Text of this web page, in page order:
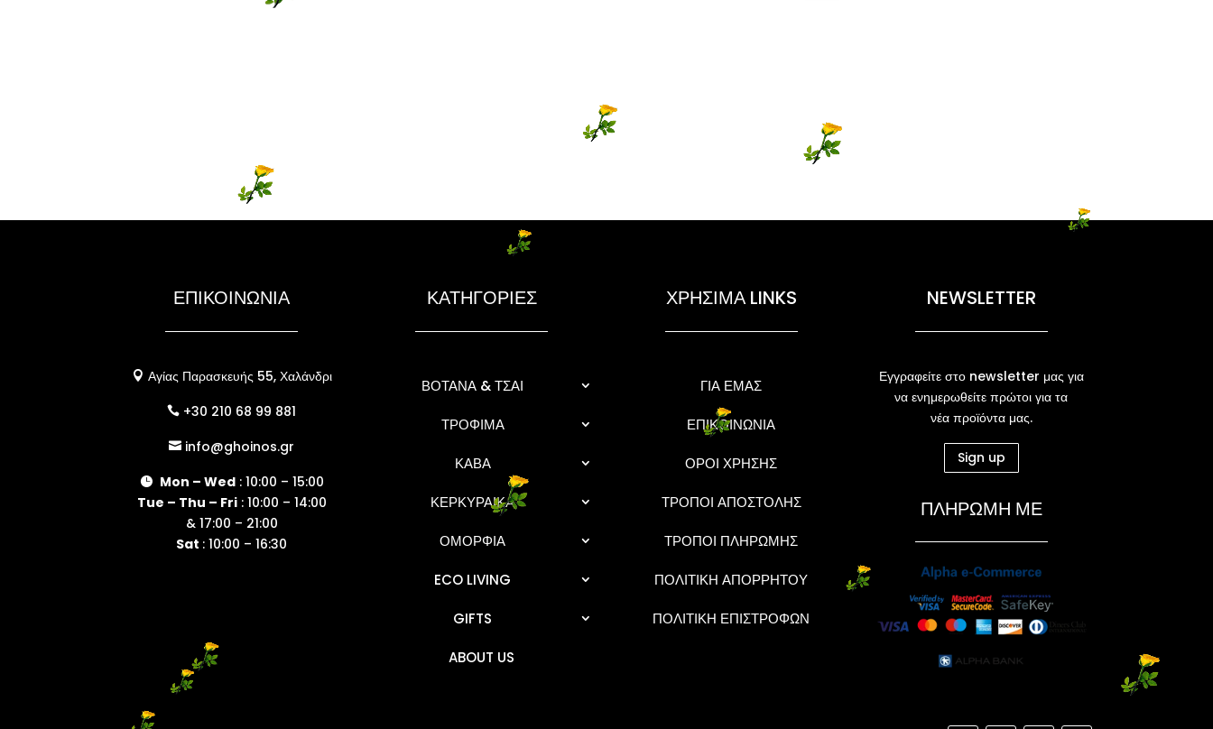
ΕΠΙΚΟΙΝΩΝΙΑ
 Αγίας Παρασκευής 55, Χαλάνδρι
 +30 210 68 99 881
 info@ghoinos.gr
 Mon – Wed: 10:00 – 15:00
Tue – Thu – Fri: 10:00 – 14:00
& 17:00 – 21:00
Sat : 10:00 – 16:30
ΚΑΤΗΓΟΡΙΕΣ
ΒΟΤΑΝΑ & ΤΣΑΙ
ΤΡΟΦΙΜΑ
ΚΑΒΑ
ΚΕΡΚΥΡΑΙΚΑ
ΟΜΟΡΦΙΑ
ECO LIVING
GIFTS
ABOUT US
ΧΡΗΣΙΜΑ LINKS
ΓΙΑ ΕΜΑΣ
ΕΠΙΚΟΙΝΩΝΙΑ
ΟΡΟΙ ΧΡΗΣΗΣ
ΤΡΟΠΟΙ ΑΠΟΣΤΟΛΗΣ
ΤΡΟΠΟΙ ΠΛΗΡΩΜΗΣ
ΠΟΛΙΤΙΚΗ ΑΠΟΡΡΗΤΟΥ
ΠΟΛΙΤΙΚΗ ΕΠΙΣΤΡΟΦΩΝ
NEWSLETTER
Εγγραφείτε στο newsletter μας για
να ενημερωθείτε πρώτοι για τα
νέα προϊόντα μας.
Sign up
ΠΛΗΡΩΜΗ ΜΕ